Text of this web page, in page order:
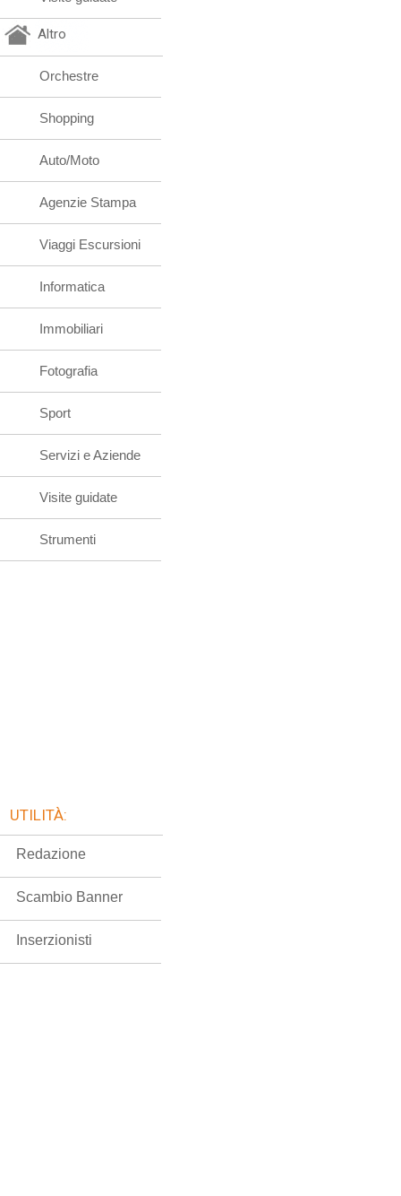
Altro
Orchestre
Shopping
Auto/Moto
Agenzie Stampa
Viaggi Escursioni
Informatica
Immobiliari
Fotografia
Sport
Servizi e Aziende
Visite guidate
Strumenti
UTILITÀ:
Redazione
Scambio Banner
Inserzionisti